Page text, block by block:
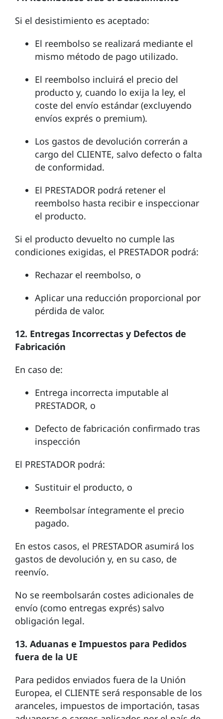
Si el desistimiento es aceptado:
El reembolso se realizará mediante el
mismo método de pago utilizado.
El reembolso incluirá el precio del
producto y, cuando lo exija la ley, el
coste del envío estándar (excluyendo
envíos exprés o premium).
Los gastos de devolución correrán a
cargo del CLIENTE, salvo defecto o falta
de conformidad.
El PRESTADOR podrá retener el
reembolso hasta recibir e inspeccionar
el producto.
Si el producto devuelto no cumple las
condiciones exigidas, el PRESTADOR podrá:
Rechazar el reembolso, o
Aplicar una reducción proporcional por
pérdida de valor.
12. Entregas Incorrectas y Defectos de
Fabricación
En caso de:
Entrega incorrecta imputable al
PRESTADOR, o
Defecto de fabricación confirmado tras
inspección
El PRESTADOR podrá:
Sustituir el producto, o
Reembolsar íntegramente el precio
pagado.
En estos casos, el PRESTADOR asumirá los
gastos de devolución y, en su caso, de
reenvío.
No se reembolsarán costes adicionales de
envío (como entregas exprés) salvo
obligación legal.
13. Aduanas e Impuestos para Pedidos
fuera de la UE
Para pedidos enviados fuera de la Unión
Europea, el CLIENTE será responsable de los
aranceles, impuestos de importación, tasas